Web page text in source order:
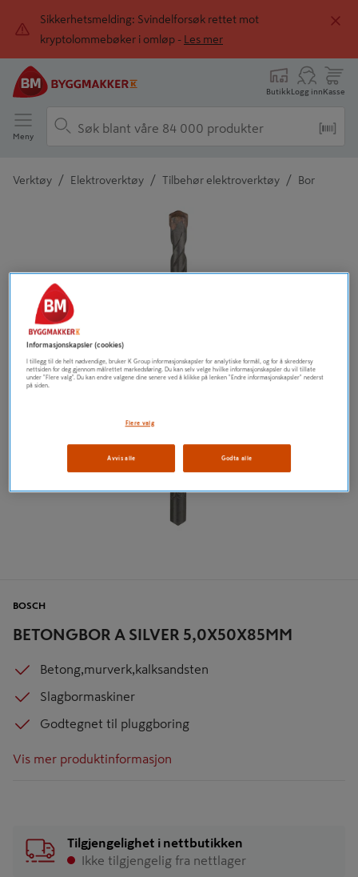
Sikkerhetsmelding: Svindelforsøk rettet mot
kryptolommebøker i omløp -
Les mer
ButikkLogg innKasse
Meny
Verktøy / Elektroverktøy / Tilbehør elektroverktøy / Bor
Detaljert beskrivelse finnes i produktbeskrivelsen
BETONGBOR A SILVER 5,0X50X85MM
BOSCH
Betong,murverk,kalksandsten
Slagbormaskiner
Godtegnet til pluggboring
Vis mer produktinformasjon
Tilgjengelighet i nettbutikken
Ikke tilgjengelig fra nettlager
Informasjonskapsler (cookies)
I tillegg til de helt nødvendige, bruker K Group informasjonskapsler for analytiske formål, og for å skreddersy
nettsiden for deg gjennom målrettet markedsføring. Du kan selv velge hvilke informasjonskapsler du vil tillate
under "Flere valg". Du kan endre valgene dine senere ved å klikke på lenken "Endre informasjonskapsler" nederst
på siden.
Flere valg
Avvis alle Godta alle